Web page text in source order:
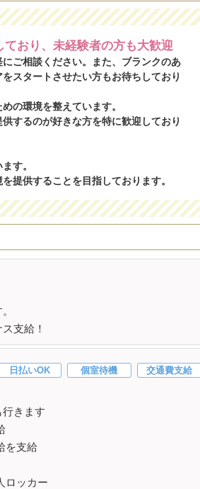
ており、未経験者の方も大歓迎
ご相談ください。また、ブランクのあ
スタートさせたい方もお待ちしており
の環境を整えています。
するのが好きな方を特に歓迎しており
す。
提供することを目指しております。
支給！
日払いOK 個室待機 交通費支給
きます
を支給
ロッカー